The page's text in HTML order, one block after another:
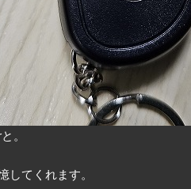
。
してくれます。